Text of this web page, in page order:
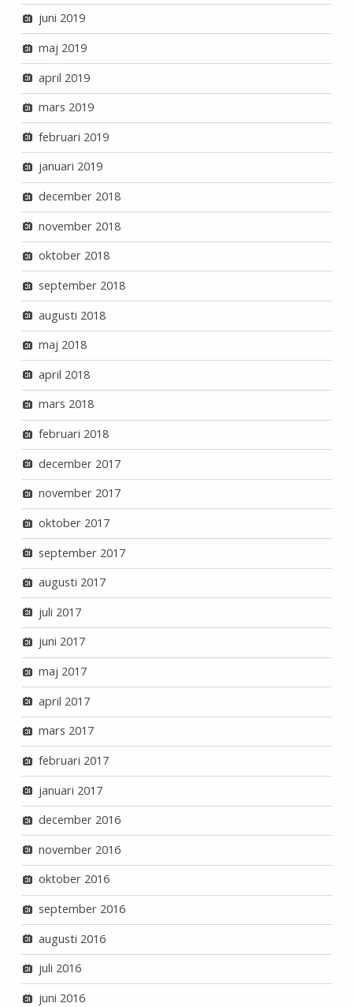
juni 2019
maj 2019
april 2019
mars 2019
februari 2019
januari 2019
december 2018
november 2018
oktober 2018
september 2018
augusti 2018
maj 2018
april 2018
mars 2018
februari 2018
december 2017
november 2017
oktober 2017
september 2017
augusti 2017
juli 2017
juni 2017
maj 2017
april 2017
mars 2017
februari 2017
januari 2017
december 2016
november 2016
oktober 2016
september 2016
augusti 2016
juli 2016
juni 2016